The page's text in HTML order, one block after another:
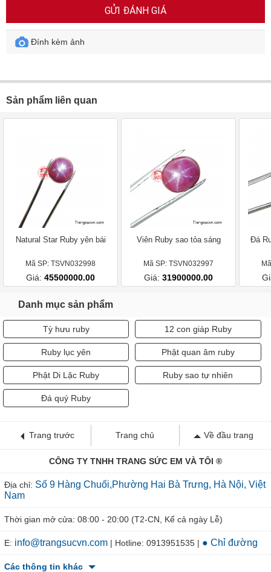
GỬI ĐÁNH GIÁ
Đính kèm ảnh
Sản phẩm liên quan
Natural Star Ruby yên bái
Mã SP: TSVN032998
Giá: 45500000.00
Viên Ruby sao tỏa sáng
Mã SP: TSVN032997
Giá: 31900000.00
Đá
Danh mục sản phẩm
Tỳ hưu ruby 12 con giáp Ruby
Ruby lục yên Phật quan âm ruby
Phật Di Lặc Ruby Ruby sao tự nhiên
Đá quý Ruby
Trang trước Trang chủ Về đầu trang
CÔNG TY TNHH TRANG SỨC EM VÀ TÔI ®
Địa chỉ: Số 9 Hàng Chuối,Phường Hai Bà Trưng, Hà Nội, Việt
Nam
Thời gian mở cửa: 08:00 - 20:00 (T2-CN, Kể cả ngày Lễ)
E: info@trangsucvn.com | Hotline: 0913951535 | ● Chỉ đường
Các thông tin khác